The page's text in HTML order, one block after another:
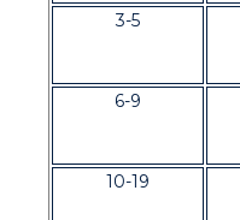
3-5
6-9
10-19